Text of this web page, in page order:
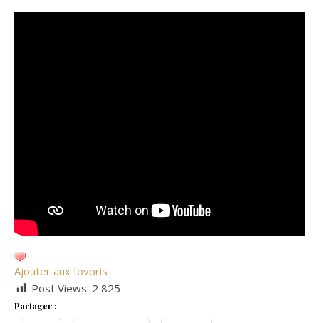
Ajouter aux fovoris
Post Views: 2 825
Partager :